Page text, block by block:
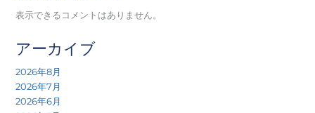
表示できるコメントはありません。
アーカイブ
2026年8月
2026年7月
2026年6月